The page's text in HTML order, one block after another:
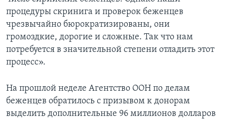
процедуры скринига и проверок беженцев
чрезвычайно бюрократизированы, они
громоздкие, дорогие и сложные. Так что нам
потребуется в значительной степени отладить этот
процесс».
На прошлой неделе Агентство ООН по делам
беженцев обратилось с призывом к донорам
выделить дополнительные 96 миллионов долларов